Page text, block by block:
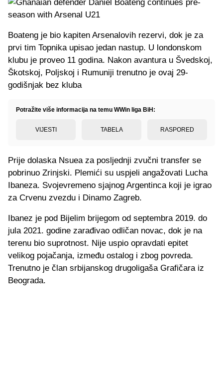
Boateng je bio kapiten Arsenalovih rezervi, dok je za
prvi tim Topnika upisao jedan nastup. U londonskom
klubu je proveo 11 godina. Nakon avantura u Švedskoj,
Škotskoj, Poljskoj i Rumuniji trenutno je ovaj 29-
godišnjak bez kluba
Potražite više informacija na temu WWin liga BiH:
VIJESTI TABELA RASPORED
Prije dolaska Nsuea za posljednji zvučni transfer se
pobrinuo Zrinjski. Plemići su uspjeli angažovati Lucha
Ibaneza. Svojevremeno sjajnog Argentinca koji je igrao
za Crvenu zvezdu i Dinamo Zagreb.
Ibanez je pod Bijelim brijegom od septembra 2019. do
jula 2021. godine zarađivao odličan novac, dok je na
terenu bio suprotnost. Nije uspio opravdati epitet
velikog pojačanja, između ostalog i zbog povreda.
Trenutno je član srbijanskog drugoligaša Grafičara iz
Beograda.